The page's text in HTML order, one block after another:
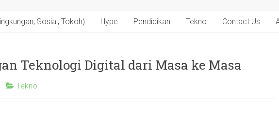
Sosial, Tokoh) Hype Pendidikan Tekno Contact Us
Teknologi Digital dari Masa ke Masa
Tekno